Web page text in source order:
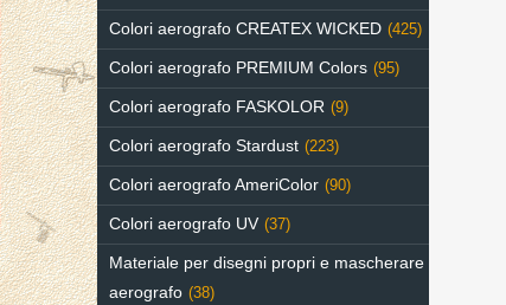
Colori aerografo CREATEX WICKED (425)
Colori aerografo PREMIUM Colors (95)
Colori aerografo FASKOLOR (9)
Colori aerografo Stardust (223)
Colori aerografo AmeriColor (90)
Colori aerografo UV (37)
Materiale per disegni propri e mascherare
aerografo (38)